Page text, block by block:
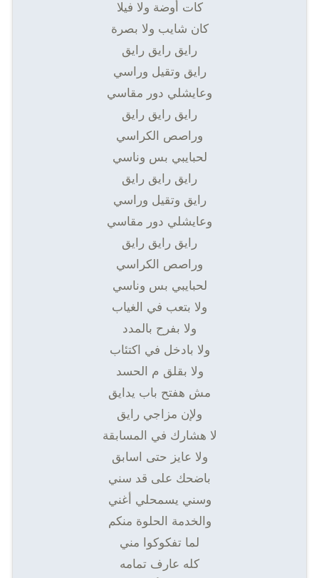
كات أوضة ولا فیلا
كان شایب ولا بصرة
رایق رایق رایق
رایق وتقیل وراسي
وعایشلي دور مقاسي
رایق رایق رایق
وراصص الكراسي
لحبایبي بس وناسي
رایق رایق رایق
رایق وتقیل وراسي
وعایشلي دور مقاسي
رایق رایق رایق
وراصص الكراسي
لحبایبي بس وناسي
ولا بتعب في الغیاب
ولا بفرح بالمدد
ولا بادخل في اكتئاب
ولا بقلق م الحسد
مش ھفتح باب یدایق
ولإن مزاجي رایق
لا ھشارك في المسابقة
ولا عایز حتى اسابق
باضحك على قد سني
وسني یسمحلي أغني
والخدمة الحلوة منكم
لما تفكوكوا مني
كله عارف تمامه